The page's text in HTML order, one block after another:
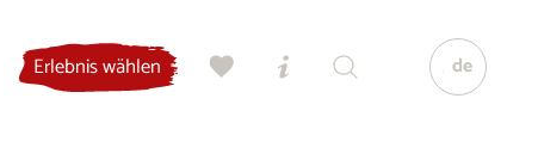
Erlebnis wählen de